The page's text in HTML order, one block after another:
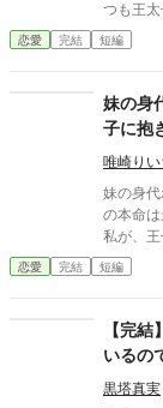
つも王
が、つ
だ。そ
殿下に
を消すことに
す。
恋愛 完結 短編
妹の身
子に抱
きっか
唯崎りい
妹の身
の本命
私が、
ンタジ
胸キュン
恋愛 完結 短編
【完
いるの
黒塔真実